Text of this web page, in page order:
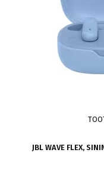
JBL WAVE FLEX,